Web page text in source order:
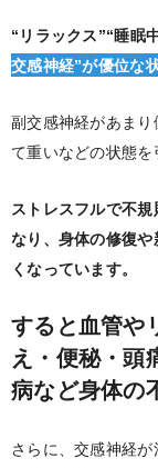
“リラックス”“睡眠
交感神経”が優位な
副交感神経があまり
て重いなどの状態を
ストレスフルで不
なり、身体の修復
くなっています。
すると血管や
え・便秘・頭
病など身体の
さらに、交感神経